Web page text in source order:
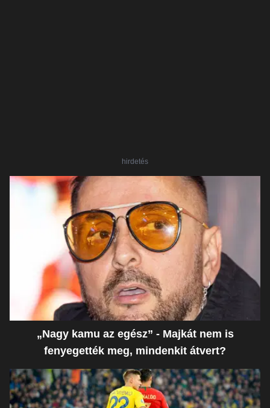
hirdetés
„Nagy kamu az egész” - Majkát nem is
fenyegették meg, mindenkit átvert?